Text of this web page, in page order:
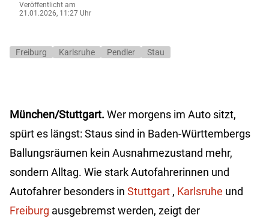
Veröffentlicht am
21.01.2026, 11:27 Uhr
Freiburg Karlsruhe Pendler Stau
München/Stuttgart. Wer morgens im Auto sitzt,
spürt es längst: Staus sind in Baden-Württembergs
Ballungsräumen kein Ausnahmezustand mehr,
sondern Alltag. Wie stark Autofahrerinnen und
Autofahrer besonders in Stuttgart , Karlsruhe und
Freiburg ausgebremst werden, zeigt der